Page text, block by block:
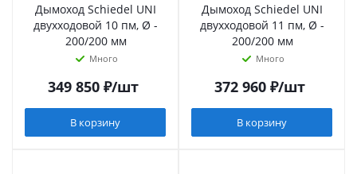
Дымоход Schiedel UNI
двухходовой 10 пм, Ø -
200/200 мм
Много
349 850₽/шт
В корзину
Дымоход Schiedel UNI
двухходовой 11 пм, Ø -
200/200 мм
Много
372 960₽/шт
В корзину